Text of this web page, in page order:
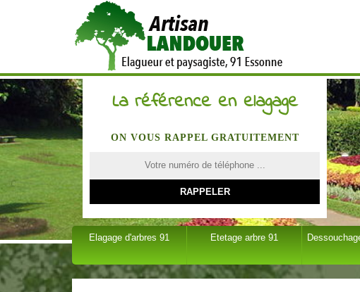
La référence en elagage
ON VOUS RAPPEL GRATUITEMENT
Elagage d'arbres 91 Etetage arbre 91